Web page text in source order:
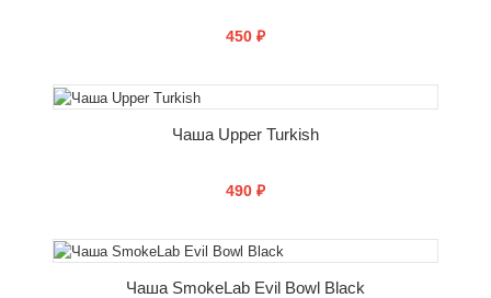
450 ₽
СООБЩИТЬ О ПОСТУПЛЕНИИ
Чаша Upper Turkish
490 ₽
СООБЩИТЬ О ПОСТУПЛЕНИИ
Чаша SmokeLab Evil Bowl Black